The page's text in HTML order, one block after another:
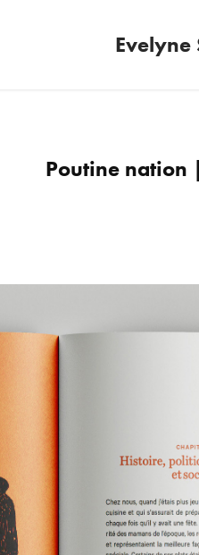
Evelyne
Poutine nation